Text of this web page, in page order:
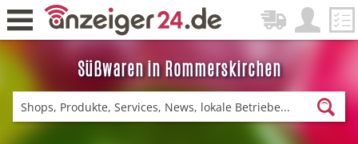
Süßwaren in Rommerskirchen
Zurück
Fitness & Sport